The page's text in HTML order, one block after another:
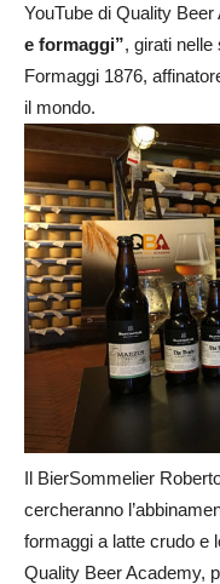
YouTube di Quality
e formaggi”, girati nelle
Formaggi 1876,
il mondo.
Il BierSommelier
cercheranno
formaggi a latte crudo e
Quality Beer Academy,